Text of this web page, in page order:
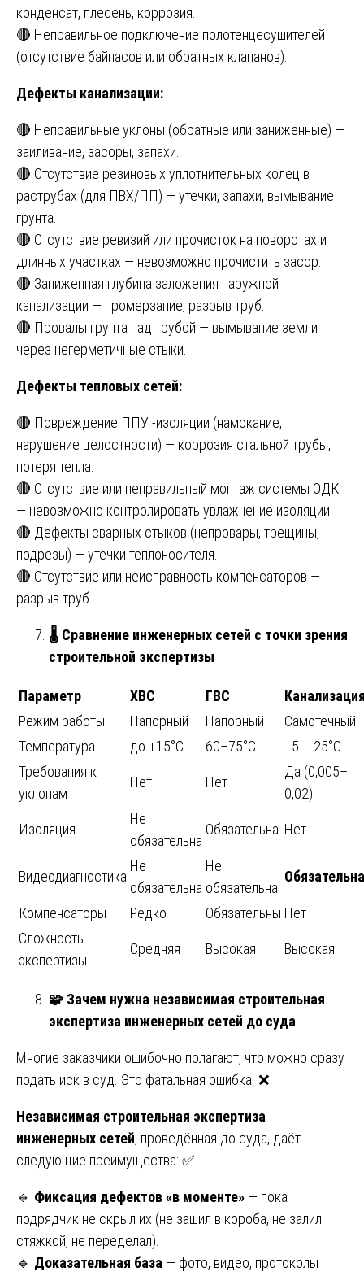
конденсат, плесень, коррозия.
🔴 Неправильное подключение полотенцесушителей
(отсутствие байпасов или обратных клапанов).
Дефекты канализации:
🔴 Неправильные уклоны (обратные или заниженные) —
заиливание, засоры, запахи.
🔴 Отсутствие резиновых уплотнительных колец в
раструбах (для ПВХ/ПП) — утечки, запахи, вымывание
грунта.
🔴 Отсутствие ревизий или прочисток на поворотах и
длинных участках — невозможно прочистить засор.
🔴 Заниженная глубина заложения наружной
канализации — промерзание, разрыв труб.
🔴 Провалы грунта над трубой — вымывание земли
через негерметичные стыки.
Дефекты тепловых сетей:
🔴 Повреждение ППУ -изоляции (намокание,
нарушение целостности) — коррозия стальной трубы,
потеря тепла.
🔴 Отсутствие или неправильный монтаж системы ОДК
— невозможно контролировать увлажнение изоляции.
🔴 Дефекты сварных стыков (непровары, трещины,
подрезы) — утечки теплоносителя.
🔴 Отсутствие или неисправность компенсаторов —
разрыв труб.
🌡 ️ Сравнение инженерных сетей с точки зрения
строительной экспертизы
Параметр ХВС ГВС
Режим работы
Напорный Напорный
Самотечный
Температура
до +15°C 60–75°C
+5…+25°C
Требования к
уклонам
Нет Нет
Да (0,005–
0,02)
Изоляция
Не
обязательна
Обязательна Нет
Видеодиагностика
Не
обязательна
Не
обязательна
Обязательна
Компенсаторы Редко Обязательны Нет
Сложность
экспертизы
Средняя Высокая Высокая
🧩 Зачем нужна независимая строительная
экспертиза инженерных сетей до суда
Многие заказчики ошибочно полагают, что можно сразу
подать иск в суд. Это фатальная ошибка. ❌
Независимая строительная экспертиза
инженерных сетей, проведённая до суда, даёт
следующие преимущества: ✅
🔹 Фиксация дефектов «в моменте» — пока
подрядчик не скрыл их (не зашил в короба, не залил
стяжкой, не переделал).
🔹 Доказательная база — фото, видео, протоколы